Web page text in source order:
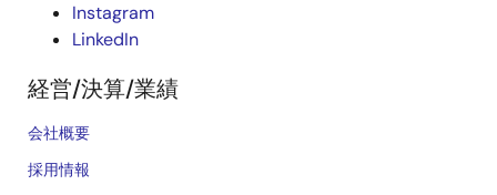
Instagram
LinkedIn
経営/決算/業績
会社概要
採用情報